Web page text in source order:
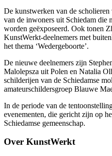
De kunstwerken van de
van de inwoners uit Schiedam die
worden geëxposeerd. Ook tonen
KunstWerkt-deelnemers met
het thema ‘Wedergeboorte’.
De nieuwe deelnemers zijn
Malolepsza uit Polen en Natalia
schilderijen van de Schiedamse
amateurschildersgroep Blauwe
In de periode van de
evenementen, die gericht zijn op
Schiedamse gemeenschap.
Over KunstWerkt